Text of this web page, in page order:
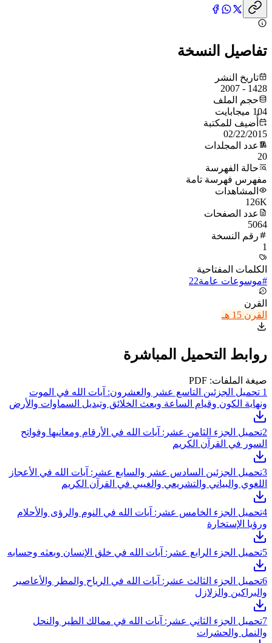
تفاصيل النسخة
تاريخ النشر
1428 - 2007
حجم الملف
104 ميجابايت
أُضيف للمكتبة
02/22/2015
عدد المجلدات
20
حالة الفهرسة
مفهرس فهرسة تامة
المشاهدات
126K
عدد الصفحات
5064
رقم النسخة
1
الكلمات المفتاحية
#موسوعات عامة22
القرن
القرن 15 هـ
روابط التحميل المباشرة
صيغة الملفات: PDF
1 تحميل الجزئين التاسع عشر والعشرون: آيات الله في الموت
ونهاية الكون وقيام الساعة وبعث الخلائق وتبديل السماوات والأرض
2تحميل الجزء الثامن عشر: آيات الله في الأرقام ومعانيها وفواتح
السور في القرآن الكريم
3تحميل الجزئين السادس عشر والسابع عشر: آيات الله في الأعجاز
اللغوي والبياني والتشريعي والغيبي في القرآن الكريم
4تحميل الجزء الخامس عشر: آيات الله في النوم والرؤى والأحلام
ورؤيا الإستخارة
5تحميل الجزء الرابع عشر: آيات الله في خلق الإنسان وبعثه وحسابه
6تحميل الجزء الثالث عشر: آيات الله في الرياح والمطر والأعاصير
والبراكين والزلازل
7تحميل الجزء الثاني عشر: آيات الله في ممالك الطير والنحل
والنمل والحشرات